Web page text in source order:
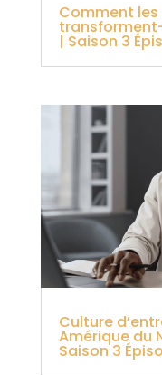
Comment
| Saison 3
Culture
Amérique du
Saison 3